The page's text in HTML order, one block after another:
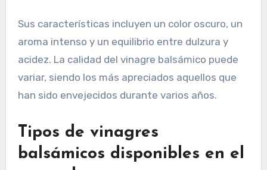
Sus características incluyen un color oscuro, un
aroma intenso y un equilibrio entre dulzura y
acidez. La calidad del vinagre balsámico puede
variar, siendo los más apreciados aquellos que
han sido envejecidos durante varios años.
Tipos de vinagres
balsámicos disponibles en el